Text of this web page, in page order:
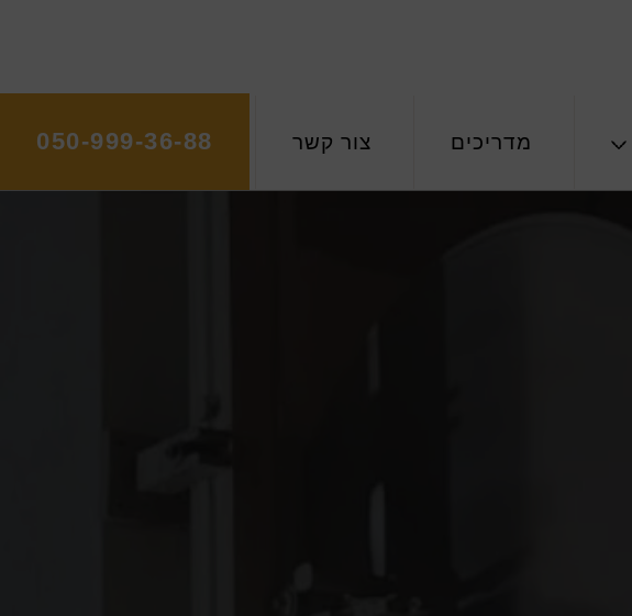
מדריכים צור קשר 050-999-36-88